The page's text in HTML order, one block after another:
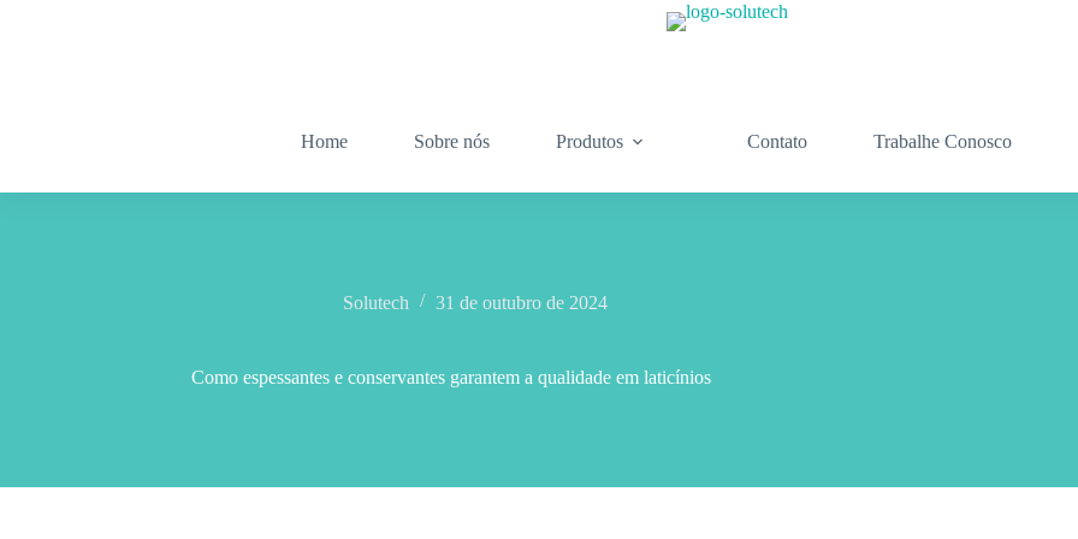
Home Sobre nós Produtos Contato Trabalhe Conosco
Solutech 31 de outubro de 2024
Como espessantes e conservantes garantem a qualidade em laticínios